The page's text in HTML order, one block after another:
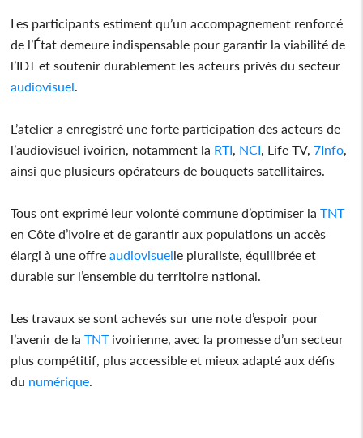
Les participants estiment qu’un accompagnement renforcé
de l’État demeure indispensable pour garantir la viabilité de
l’IDT et soutenir durablement les acteurs privés du secteur
audiovisuel.
L’atelier a enregistré une forte participation des acteurs de
l’audiovisuel ivoirien, notamment la RTI, NCI, Life TV, 7Info,
ainsi que plusieurs opérateurs de bouquets satellitaires.
Tous ont exprimé leur volonté commune d’optimiser laTNT
en Côte d’Ivoire et de garantir aux populations un accès
élargi à une offre audiovisuelle pluraliste, équilibrée et
durable sur l’ensemble du territoire national.
Les travaux se sont achevés sur une note d’espoir pour
l’avenir de laTNTivoirienne, avec la promesse d’un secteur
plus compétitif, plus accessible et mieux adapté aux défis
du numérique.